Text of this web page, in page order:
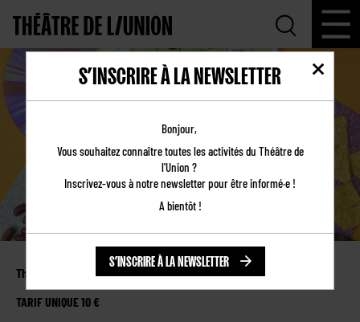
À VOS HARICOTS !
PRÊT·E·S ? BINGO !
Théâtre de l’Union
TARIF UNIQUE 10 €
S’INSCRIRE À LA NEWSLETTER
Bonjour,
Vous souhaitez connaître toutes les activités du Théâtre de
l'Union ?
Inscrivez-vous à notre newsletter pour être informé·e !
A bientôt !
S’INSCRIRE À LA NEWSLETTER